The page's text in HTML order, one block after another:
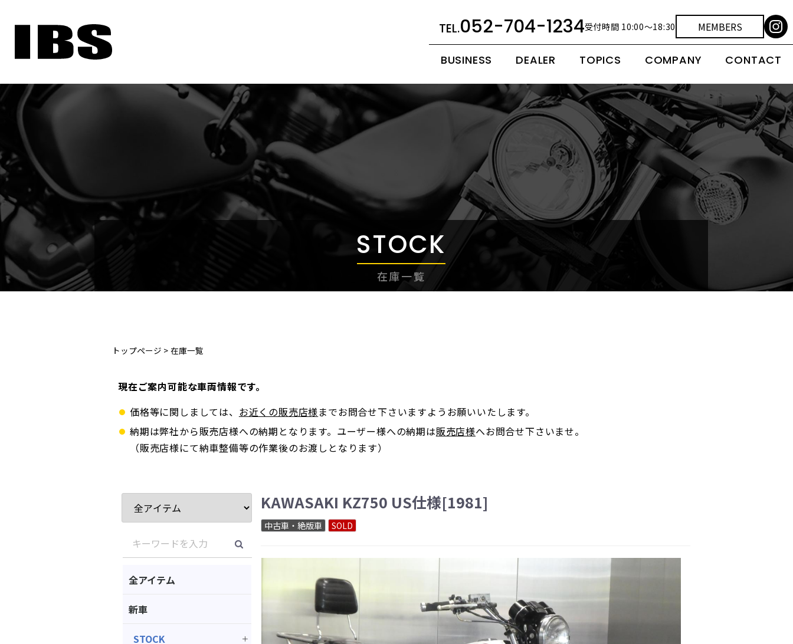
STOCK
在庫一覧
トップページ > 在庫一覧
現在ご案内可能な車両情報です。
価格等に関しましては、 お近くの販売店様までお問合せ下さいますようお願いいたします。
納期は弊社から販売店様への納期となります。ユーザー様への納期は販売店様へお問合せ下さいませ。
（販売店様にて納車整備等の作業後のお渡しとなります）
全アイテム
新車
STOCK
KAWASAKI KZ750 US仕様[1981]
中古車・絶版車 SOLD
052-704-1234受付時間 10:00～18:30 MEMBERS
BUSINESS DEALER TOPICS COMPANY CONTACT